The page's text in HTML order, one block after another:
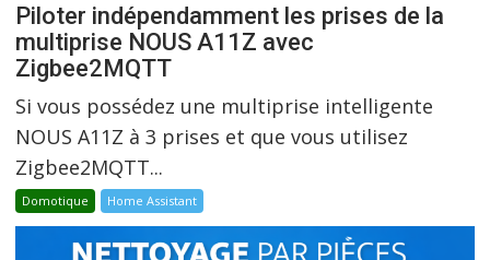
Piloter indépendamment les prises de la
multiprise NOUS A11Z avec
Zigbee2MQTT
Si vous possédez une multiprise intelligente
NOUS A11Z à 3 prises et que vous utilisez
Zigbee2MQTT...
Domotique Home Assistant